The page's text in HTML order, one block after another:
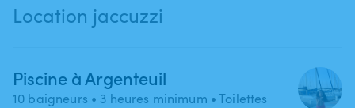
Location jaccuzzi
Piscine à Argenteuil
10 baigneurs • 3 heures minimum • Toilettes